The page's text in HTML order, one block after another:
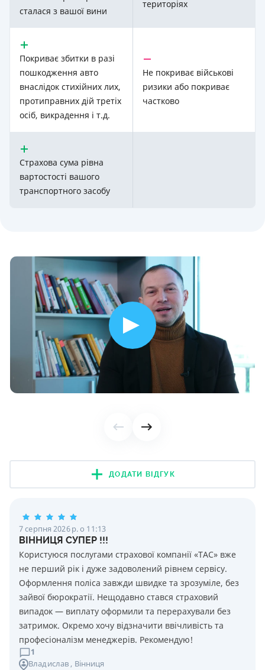
сталася з вашої вини
територіях
Покриває збитки в разі
пошкодження авто
внаслідок стихійних лих,
протиправних дій третіх
осіб, викрадення і т.д.
Не покриває військові
ризики або покриває
частково
Страхова сума рівна
вартостості вашого
транспортного засобу
ДОДАТИ ВІДГУК
7 серпня 2026 р. о 11:13
ВІННИЦЯ СУПЕР !!!
Користуюся послугами страхової компанії «ТАС» вже
не перший рік і дуже задоволений рівнем сервісу.
Оформлення поліса завжди швидке та зрозуміле, без
зайвої бюрократії. Нещодавно стався страховий
випадок — виплату оформили та перерахували без
затримок. Окремо хочу відзначити ввічливість та
професіоналізм менеджерів. Рекомендую!
1
Владислав , Вінниця